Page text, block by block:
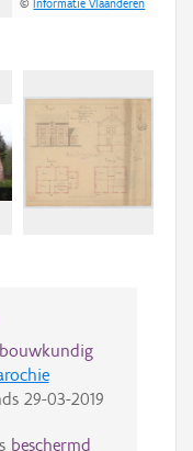
©Informatie Vlaanderen
29-03-2019
beschermd